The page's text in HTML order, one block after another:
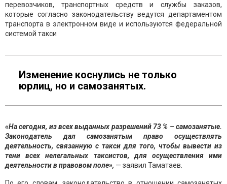
перевозчиков, транспортных средств и службы заказов,
которые согласно законодательству ведутся департаментом
транспорта в электронном виде и используются федеральной
системой такси
Изменение коснулись не только
юрлиц, но и самозанятых.
«На сегодня, из всех выданных разрешений 73 % – самозанятые.
Законодатель дал самозанятым право осуществлять
деятельность, связанную с такси для того, чтобы вывести из
тени всех нелегальных таксистов, для осуществления ими
деятельности в правовом поле», — заявил Таматаев.